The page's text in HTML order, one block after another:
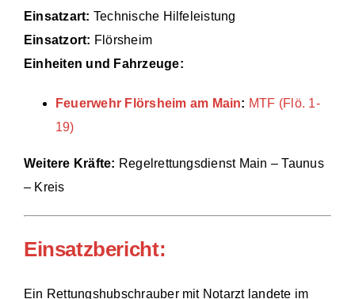
Einsatzart: Technische Hilfeleistung
Einsatzort: Flörsheim
Einheiten und Fahrzeuge:
Feuerwehr Flörsheim am Main: MTF (Flö. 1-
19)
Weitere Kräfte: Regelrettungsdienst Main – Taunus
– Kreis
Einsatzbericht:
Ein Rettungshubschrauber mit Notarzt landete im